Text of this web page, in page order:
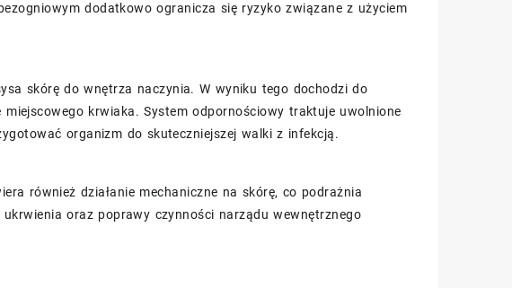
dodatkowo ogranicza się ryzyko związane z użyciem
skórę do wnętrza naczynia. W wyniku tego dochodzi do
krwiaka. System odpornościowy traktuje uwolnione
organizm do skuteczniejszej walki z infekcją.
również działanie mechaniczne na skórę, co podrażnia
oraz poprawy czynności narządu wewnętrznego